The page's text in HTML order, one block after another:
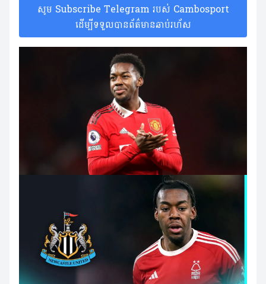
សូម Subscribe Telegram របស់ Cambosport
ដើម្បីទទួលបានព័ត៌មានឆាប់រហ័ស